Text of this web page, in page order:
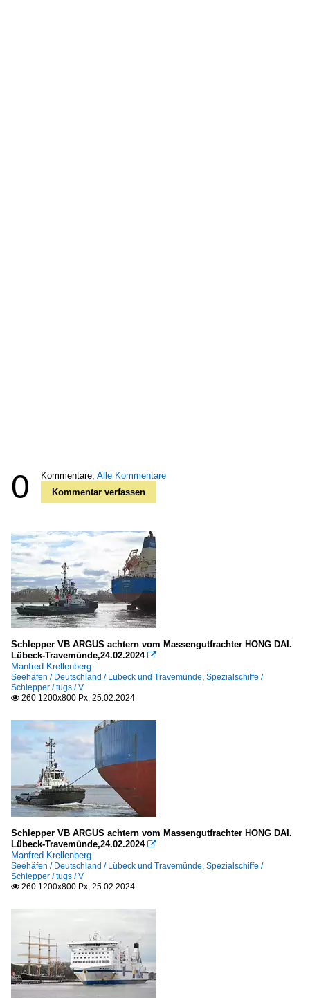
0 Kommentare, Alle Kommentare
Kommentar verfassen
Schlepper VB ARGUS achtern vom Massengutfrachter HONG DAI.
Lübeck-Travemünde,24.02.2024 
Manfred Krellenberg
Seehäfen / Deutschland / Lübeck und Travemünde, Spezialschiffe /
Schlepper / tugs / V
 260 1200x800 Px, 25.02.2024
Schlepper VB ARGUS achtern vom Massengutfrachter HONG DAI.
Lübeck-Travemünde,24.02.2024 
Manfred Krellenberg
Seehäfen / Deutschland / Lübeck und Travemünde, Spezialschiffe /
Schlepper / tugs / V
 260 1200x800 Px, 25.02.2024